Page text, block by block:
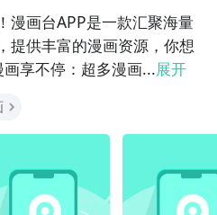
漫画台APP是一款汇聚海量
提供丰富的漫画资源，你想
享不停：超多漫画...展开